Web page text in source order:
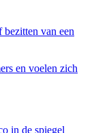
van een
en voelen zich
in de spiegel